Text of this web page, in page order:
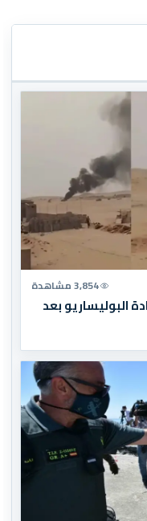
3,854 مشاهدة
البوليساريو بعد